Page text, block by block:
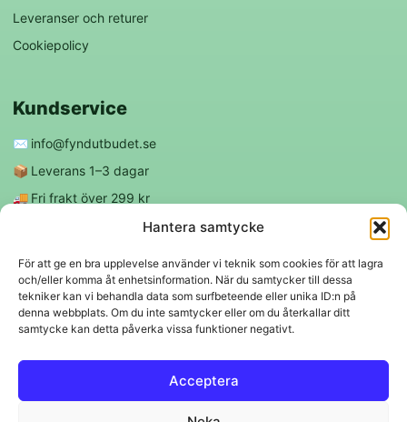
Hantera samtycke
För att ge en bra upplevelse använder vi teknik som cookies för att lagra
och/eller komma åt enhetsinformation. När du samtycker till dessa
tekniker kan vi behandla data som surfbeteende eller unika ID:n på
denna webbplats. Om du inte samtycker eller om du återkallar ditt
samtycke kan detta påverka vissa funktioner negativt.
Acceptera
Leveranser och returer
Cookiepolicy
Kundservice
✉️ info@fyndutbudet.se
📦 Leverans 1–3 dagar
🚚 Fri frakt över 299 kr
Följ oss
f ◎
Trygga betalningar